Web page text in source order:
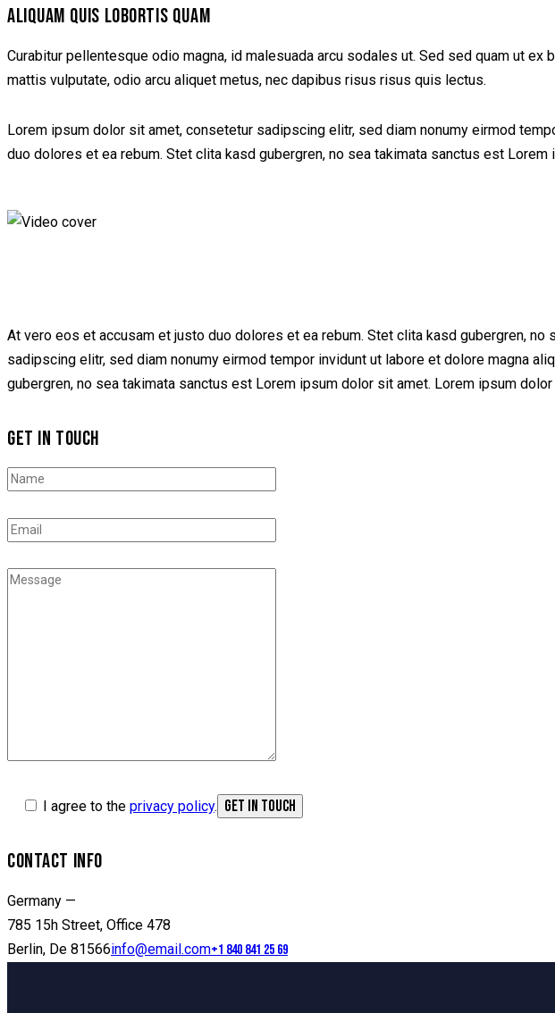
ALIQUAM QUIS LOBORTIS QUAM
Curabitur pellentesque odio magna, id malesuada arcu sodales ut. Sed sed quam ut
mattis vulputate, odio arcu aliquet metus, nec dapibus risus risus quis lectus.
Lorem ipsum dolor sit amet, consetetur sadipscing elitr, sed diam nonumy eirmod
duo dolores et ea rebum. Stet clita kasd gubergren, no sea takimata sanctus est Lorem
At vero eos et accusam et justo duo dolores et ea rebum. Stet clita kasd gubergren,
sadipscing elitr, sed diam nonumy eirmod tempor invidunt ut labore et dolore magna
gubergren, no sea takimata sanctus est Lorem ipsum dolor sit amet. Lorem ipsum
GET IN TOUCH
I agree to the privacy policy.
CONTACT INFO
Germany —
785 15h Street, Office 478
Berlin, De 81566info@email.com+1 840 841 25 69